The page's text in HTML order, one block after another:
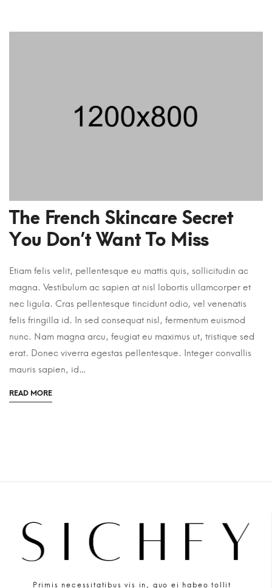
The French Skincare Secret
You Don’t Want To Miss
Etiam felis velit, pellentesque eu mattis quis, sollicitudin ac
magna. Vestibulum ac sapien at nisl lobortis ullamcorper et
nec ligula. Cras pellentesque tincidunt odio, vel venenatis
felis fringilla id. In sed consequat nisl, fermentum euismod
nunc. Nam magna arcu, feugiat eu maximus ut, tristique sed
erat. Donec viverra egestas pellentesque. Integer convallis
mauris sapien, id…
READ MORE
Primis necessitatibus vis in, quo ei habeo tollit